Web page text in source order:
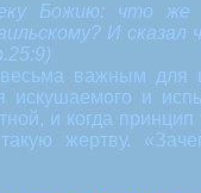
Божию: что
И сказал
важным
и
и когда принцип
жертву.